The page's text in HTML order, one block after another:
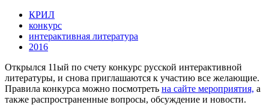
КРИЛ
конкурс
интерактивная литература
2016
Открылся 11ый по счету конкурс русской интерактивной
литературы, и снова приглашаются к участию все желающие.
Правила конкурса можно посмотреть на сайте мероприятия, а
также распространенные вопросы, обсуждение и новости.